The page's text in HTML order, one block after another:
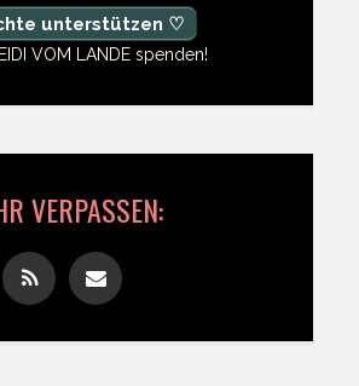
unterstützen ♡
VOM LANDE spenden!
VERPASSEN: